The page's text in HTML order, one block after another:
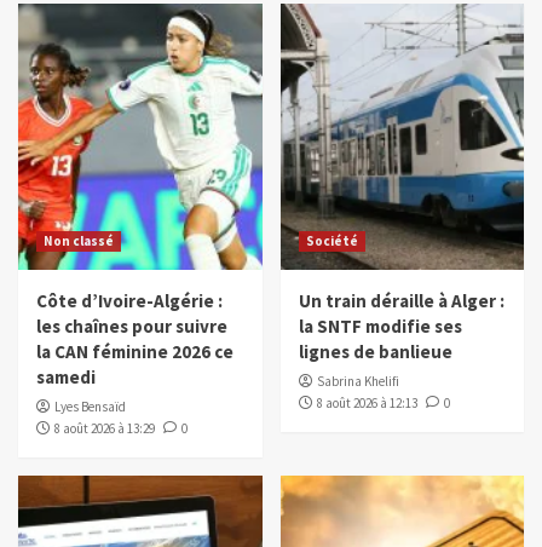
Non classé
Côte d’Ivoire-Algérie :
les chaînes pour suivre
la CAN féminine 2026 ce
samedi
Lyes Bensaïd
8 août 2026 à 13:29
0
Société
Un train déraille à Alger :
la SNTF modifie ses
lignes de banlieue
Sabrina Khelifi
8 août 2026 à 12:13
0